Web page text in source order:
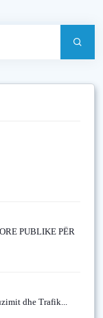
PUBLIKE PËR
dhe Trafik...